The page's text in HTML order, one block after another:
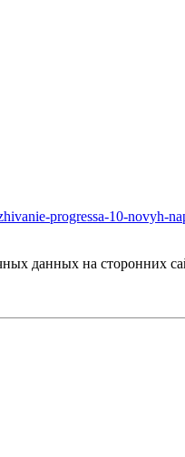
progressa-10-novyh-
данных на сторонних